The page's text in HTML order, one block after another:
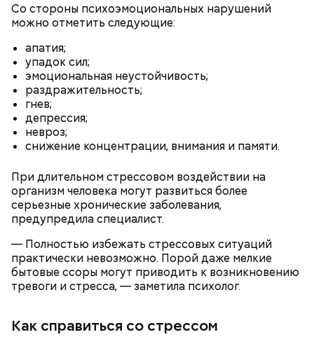
Со стороны психоэмоциональных нарушений
можно отметить следующие:
апатия;
упадок сил;
эмоциональная неустойчивость;
раздражительность;
гнев;
депрессия;
невроз;
снижение концентрации, внимания и памяти.
При длительном стрессовом воздействии на
организм человека могут развиться более
серьезные хронические заболевания,
предупредила специалист.
— Полностью избежать стрессовых ситуаций
практически невозможно. Порой даже мелкие
бытовые ссоры могут приводить к возникновению
тревоги и стресса, — заметила психолог.
Как справиться со стрессом
с сахарным диабетом;
лишним весом.